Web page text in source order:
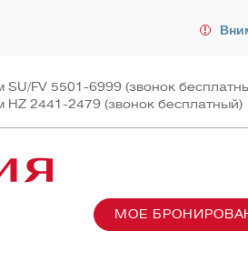
SU/FV 5501-6999 (звонок
HZ 2441-2479 (звонок бесплатный)
МОЕ